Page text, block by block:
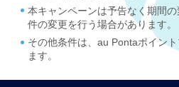
本キャンペーンは予告なく期間
件の変更を行う場合があります。
その他条件は、au Pontaポイン
ます。